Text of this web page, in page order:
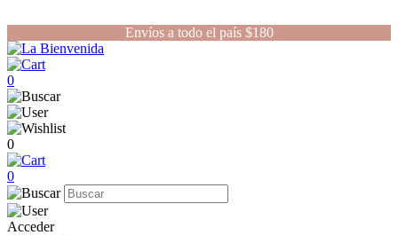
Envíos a todo el país $180
0
0
0
Acceder